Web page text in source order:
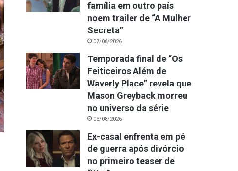
família em outro país
noem trailer de “A Mulher
Secreta”
07/08/2026
Temporada final de “Os
Feiticeiros Além de
Waverly Place” revela que
Mason Greyback morreu
no universo da série
06/08/2026
Ex-casal enfrenta em pé
de guerra após divórcio
no primeiro teaser de